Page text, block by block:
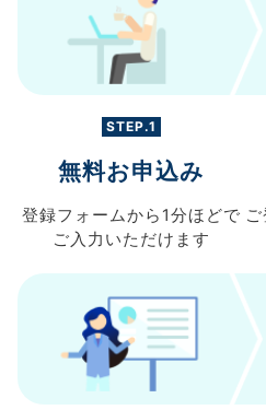
STEP.1
無料お申込み
登録フォームから 1分ほどで
ご入力 いただけます
ご